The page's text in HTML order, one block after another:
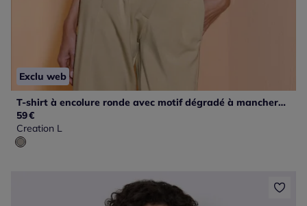
Exclu web
T-shirt à encolure ronde avec motif dégradé à mancherons
59€
Creation L